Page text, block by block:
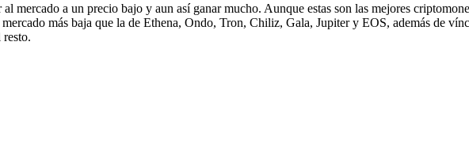
mercado a un precio bajo y aun así ganar mucho. Aunque estas son las mejores
más baja que la de Ethena, Ondo, Tron, Chiliz, Gala, Jupiter y EOS, además de